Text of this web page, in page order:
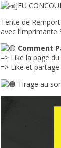
JEU
Tente de
avec l’imprimante
Comment
=> Like la page
=> Like et
Tirage au